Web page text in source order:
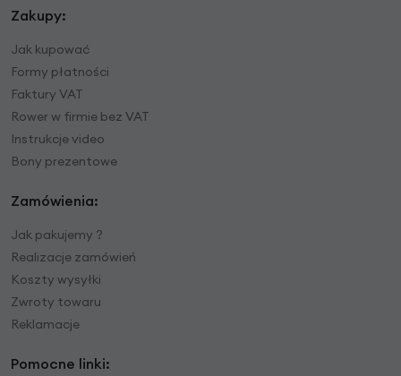
Zakupy:
Jak kupować
Formy płatności
Faktury VAT
Rower w firmie bez VAT
Instrukcje video
Bony prezentowe
Zamówienia:
Jak pakujemy ?
Realizacje zamówień
Koszty wysyłki
Zwroty towaru
Reklamacje
Pomocne linki: